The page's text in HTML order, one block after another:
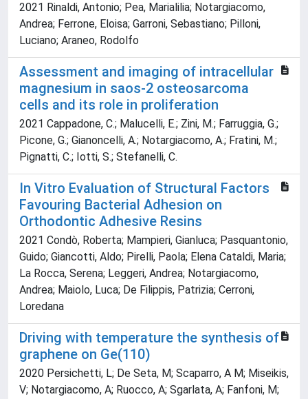
2021 Rinaldi, Antonio; Pea, Marialilia; Notargiacomo,
Andrea; Ferrone, Eloisa; Garroni, Sebastiano; Pilloni,
Luciano; Araneo, Rodolfo
Assessment and imaging of intracellular
magnesium in saos-2 osteosarcoma
cells and its role in proliferation
2021 Cappadone, C.; Malucelli, E.; Zini, M.; Farruggia, G.;
Picone, G.; Gianoncelli, A.; Notargiacomo, A.; Fratini, M.;
Pignatti, C.; Iotti, S.; Stefanelli, C.
In Vitro Evaluation of Structural Factors
Favouring Bacterial Adhesion on
Orthodontic Adhesive Resins
2021 Condò, Roberta; Mampieri, Gianluca; Pasquantonio,
Guido; Giancotti, Aldo; Pirelli, Paola; Elena Cataldi, Maria;
La Rocca, Serena; Leggeri, Andrea; Notargiacomo,
Andrea; Maiolo, Luca; De Filippis, Patrizia; Cerroni,
Loredana
Driving with temperature the synthesis of
graphene on Ge(110)
2020 Persichetti, L; De Seta, M; Scaparro, A M; Miseikis,
V; Notargiacomo, A; Ruocco, A; Sgarlata, A; Fanfoni, M;